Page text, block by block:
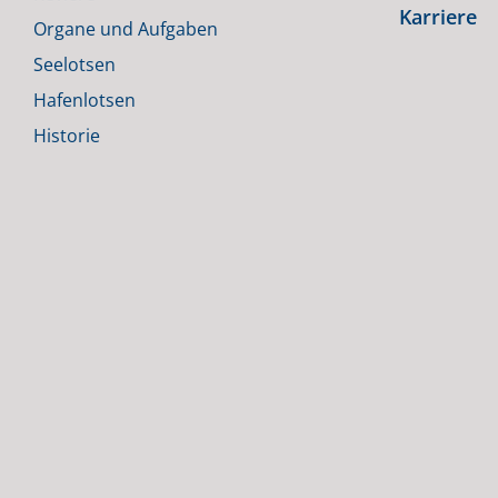
Organe und Aufgaben
Seelotsen
Hafenlotsen
Historie
Karriere